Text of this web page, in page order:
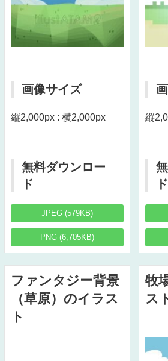
画像サイズ
縦2,000px : 横2,000px
無料ダウンロー
ド
JPEG (579KB)
PNG (6,705KB)
縦
ド
ファンタジー背景
（草原）のイラス
ト
牧
ス